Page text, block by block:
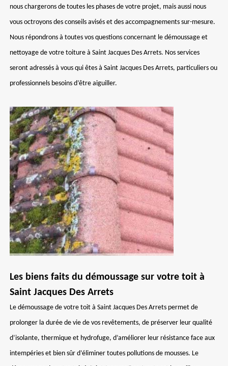
nous chargerons de toutes les phases de votre projet, mais aussi nous
vous octroyons des conseils avisés et des accompagnements sur-mesure.
Nous répondrons à toutes vos questions concernant le démoussage et
nettoyage de votre toiture à Saint Jacques Des Arrets. Nos services
seront adressés à vous qui êtes à Saint Jacques Des Arrets, particuliers ou
professionnels besoins d’être aiguiller.
Les biens faits du démoussage sur votre toit à
Saint Jacques Des Arrets
Le démoussage de votre toit à Saint Jacques Des Arrets permet de
prolonger la durée de vie de vos revêtements, de préserver leur qualité
d’isolante, thermique et hydrofuge, d’améliorer leur résistance face aux
intempéries et bien sûr d’éliminer toutes pollutions de mousses. Le